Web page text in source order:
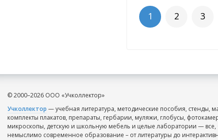
1 2 3
© 2000–2026 ООО «Учколлектор»
Учколлектор — учебная литература, методические пособия, стенды,
комплекты плакатов, препараты, гербарии, муляжи, глобусы,
микроскопы, детскую и школьную мебель и целые лаборатории — все,
немыслимо современное образование – от литературы до